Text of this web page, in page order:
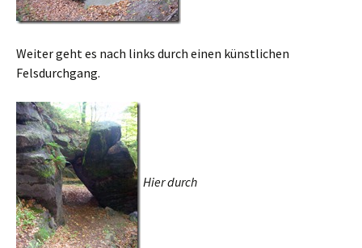
Weiter geht es nach links durch einen künstlichen
Felsdurchgang.
Hier durch